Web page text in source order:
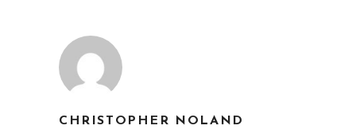
CHRISTOPHER NOLAND